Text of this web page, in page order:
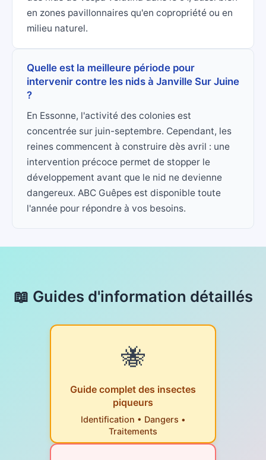
en zones pavillonnaires qu'en copropriété ou en
milieu naturel.
Quelle est la meilleure période pour
intervenir contre les nids à Janville Sur Juine
?
En Essonne, l'activité des colonies est
concentrée sur juin-septembre. Cependant, les
reines commencent à construire dès avril : une
intervention précoce permet de stopper le
développement avant que le nid ne devienne
dangereux. ABC Guêpes est disponible toute
l'année pour répondre à vos besoins.
📖 Guides d'information détaillés
🐝
Guide complet des insectes
piqueurs
Identification • Dangers •
Traitements